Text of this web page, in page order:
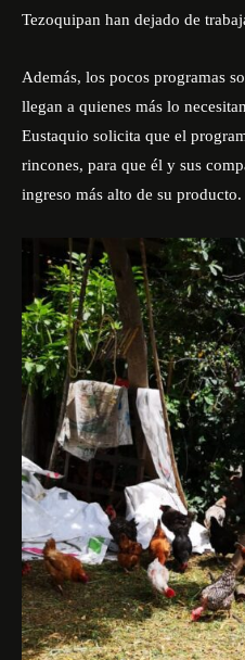
Tezoquipan han dejado de
Además, los pocos programas
llegan a quienes más lo
Eustaquio solicita que el
rincones, para que él y sus
ingreso más alto de su producto.